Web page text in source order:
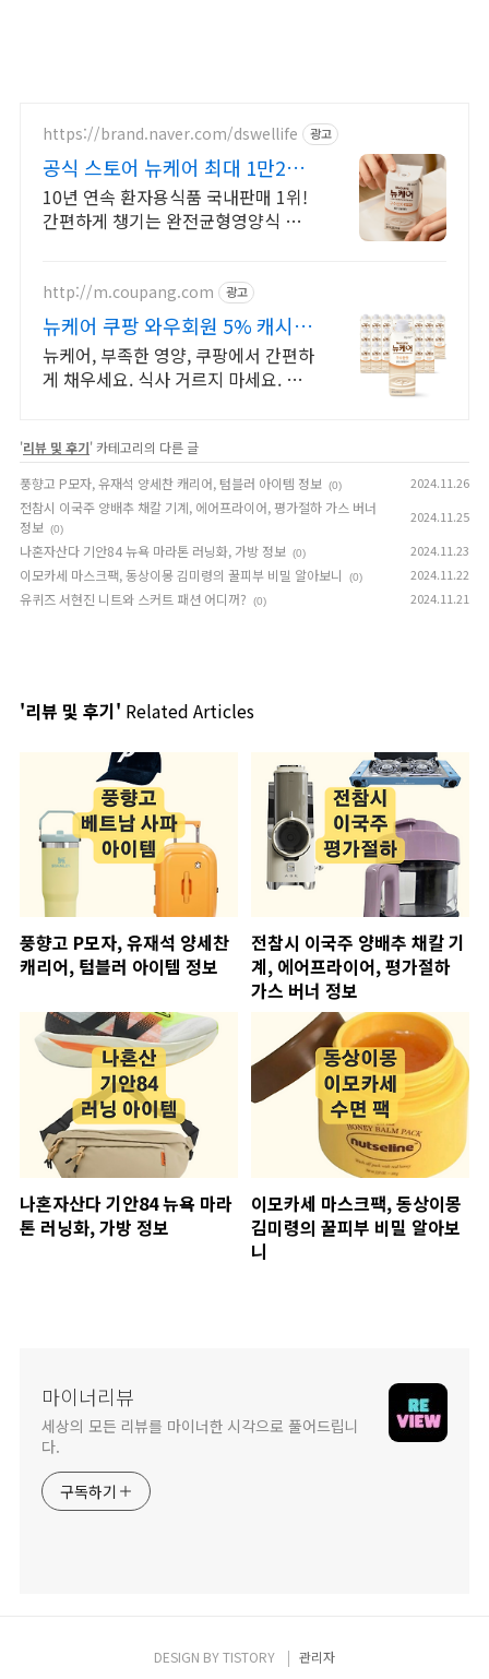
https://brand.naver.com/dswellife 광고
공식 스토어 뉴케어 최대 1만2천
원 적립!
10년 연속 환자용식품 국내판매 1위!
간편하게 챙기는 완전균형영양식 뉴
http://m.coupang.com 광고
뉴케어 쿠팡 와우회원 5% 캐시적
립
뉴케어, 부족한 영양, 쿠팡에서 간편하
게 채우세요. 식사 거르지 마세요. 휴
'리뷰 및 후기' 카테고리의 다른 글
풍향고 P모자, 유재석 양세찬 캐리어, 텀블러 아이템 정보 (0) 2024.11.26
전참시 이국주 양배추 채칼 기계, 에어프라이어, 평가절하 가스 버너
정보 (0)
2024.11.25
나혼자산다 기안84 뉴욕 마라톤 러닝화, 가방 정보 (0) 2024.11.23
이모카세 마스크팩, 동상이몽 김미령의 꿀피부 비밀 알아보니 (0) 2024.11.22
유퀴즈 서현진 니트와 스커트 패션 어디꺼? (0) 2024.11.21
'리뷰 및 후기' Related Articles
풍향고 P모자, 유재석 양세찬
캐리어, 텀블러 아이템 정보
전참시 이국주 양배추 채칼 기
계, 에어프라이어, 평가절하
가스 버너 정보
나혼자산다 기안84 뉴욕 마라
톤 러닝화, 가방 정보
이모카세 마스크팩, 동상이몽
김미령의 꿀피부 비밀 알아보
니
마이너리뷰
세상의 모든 리뷰를 마이너한 시각으로 풀어드립니
다.
구독하기
DESIGN BYTISTORY 관리자